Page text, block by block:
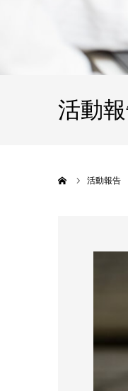
活動
活動報告